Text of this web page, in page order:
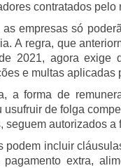
contratados
empresas só
A regra, que
2021, agora exige
e multas aplicadas
a forma de
usufruir de folga
seguem autorizados
podem incluir
pagamento extra,